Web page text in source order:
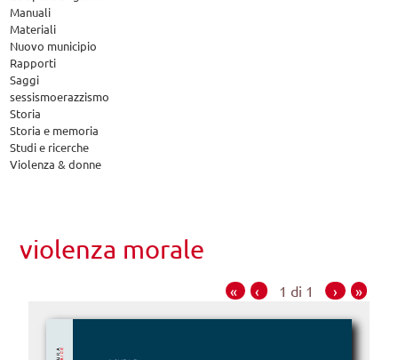
Manuali
Materiali
Nuovo municipio
Rapporti
Saggi
sessismoerazzismo
Storia
Storia e memoria
Studi e ricerche
Violenza & donne
violenza morale
« ‹ 1 di 1 › »